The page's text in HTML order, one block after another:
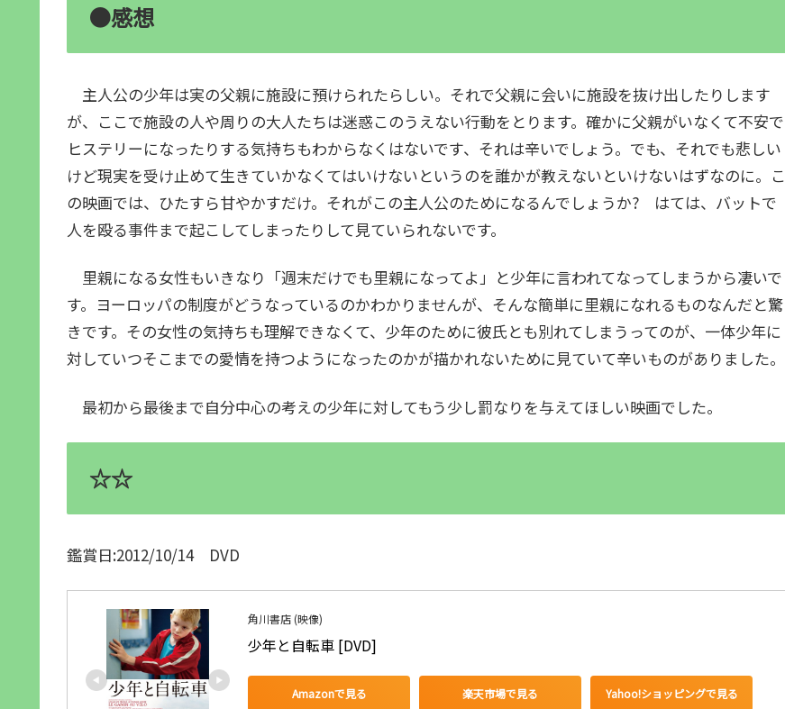
●感想
主人公の少年は実の父親に施設に預けられたらしい。それで父親に会いに施設を抜け出したりします
が、ここで施設の人や周りの大人たちは迷惑このうえない行動をとります。確かに父親がいなくて不安で
ヒステリーになったりする気持ちもわからなくはないです、それは辛いでしょう。でも、それでも悲しい
けど現実を受け止めて生きていかなくてはいけないというのを誰かが教えないといけないはずなのに。こ
の映画では、ひたすら甘やかすだけ。それがこの主人公のためになるんでしょうか? はては、バットで
人を殴る事件まで起こしてしまったりして見ていられないです。
里親になる女性もいきなり「週末だけでも里親になってよ」と少年に言われてなってしまうから凄いで
す。ヨーロッパの制度がどうなっているのかわかりませんが、そんな簡単に里親になれるものなんだと驚
きです。その女性の気持ちも理解できなくて、少年のために彼氏とも別れてしまうってのが、一体少年に
対していつそこまでの愛情を持つようになったのかが描かれないために見ていて辛いものがありました。
最初から最後まで自分中心の考えの少年に対してもう少し罰なりを与えてほしい映画でした。
☆☆
鑑賞日:2012/10/14 DVD
角川書店 (映像)
少年と自転車 [DVD]
Amazonで見る 楽天市場で見る Yahoo!ショッピングで見る